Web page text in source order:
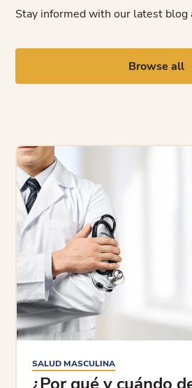
Stay informed with our latest blog
Browse all
SALUD MASCULINA